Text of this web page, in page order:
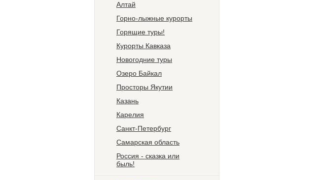
Алтай
Горно-лыжные курорты
Горящие туры!
Курорты Кавказа
Новогодние туры
Озеро Байкал
Просторы Якутии
Казань
Карелия
Санкт-Петербург
Самарская область
Россия - сказка или
быль!